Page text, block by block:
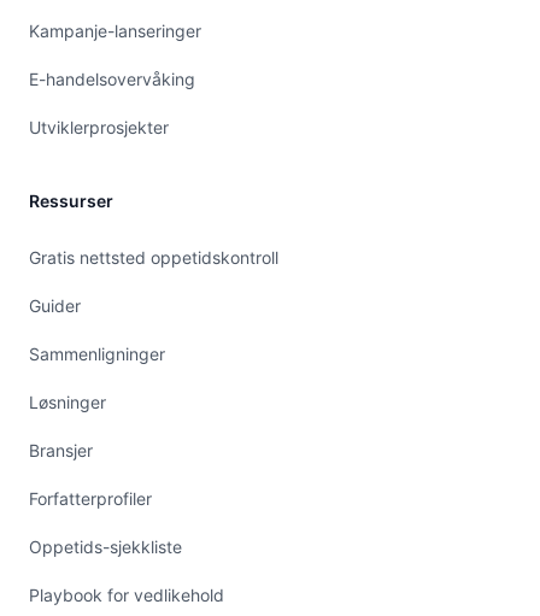
Kampanje-lanseringer
E-handelsovervåking
Utviklerprosjekter
Ressurser
Gratis nettsted oppetidskontroll
Guider
Sammenligninger
Løsninger
Bransjer
Forfatterprofiler
Oppetids-sjekkliste
Playbook for vedlikehold